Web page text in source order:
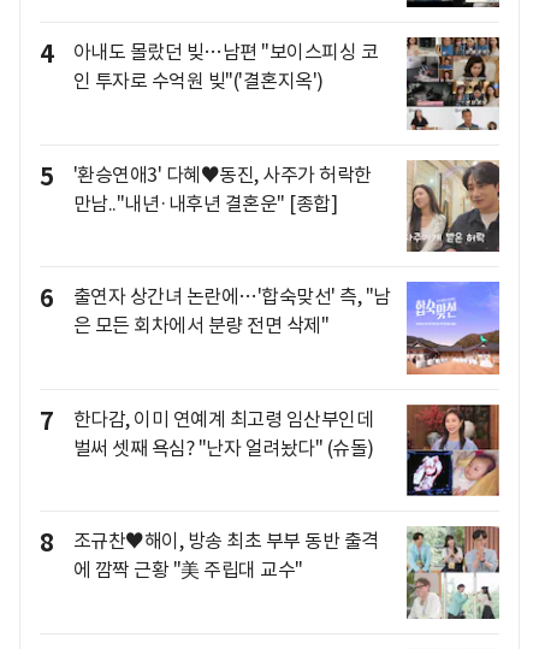
4
아내도 몰랐던 빚…남편 "보이스피싱 코
인 투자로 수억원 빚"('결혼지옥')
5
'환승연애3' 다혜♥동진, 사주가 허락한
만남.."내년·내후년 결혼운" [종합]
6
출연자 상간녀 논란에…'합숙맞선' 측, "남
은 모든 회차에서 분량 전면 삭제"
7
한다감, 이미 연예계 최고령 임산부인데
벌써 셋째 욕심? "난자 얼려놨다" (슈돌)
8
조규찬♥해이, 방송 최초 부부 동반 출격
에 깜짝 근황 "美 주립대 교수"